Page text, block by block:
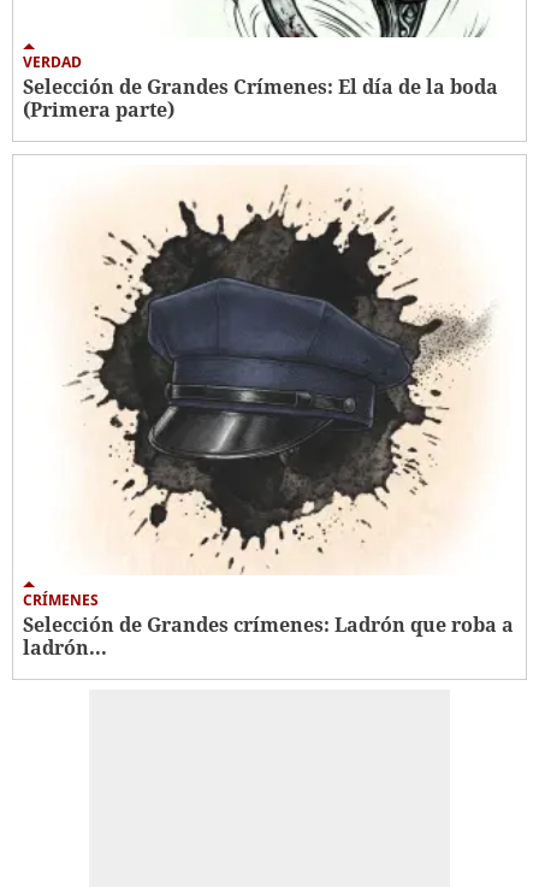
VERDAD
Selección de Grandes Crímenes: El día de la boda
(Primera parte)
CRÍMENES
Selección de Grandes crímenes: Ladrón que roba a
ladrón...